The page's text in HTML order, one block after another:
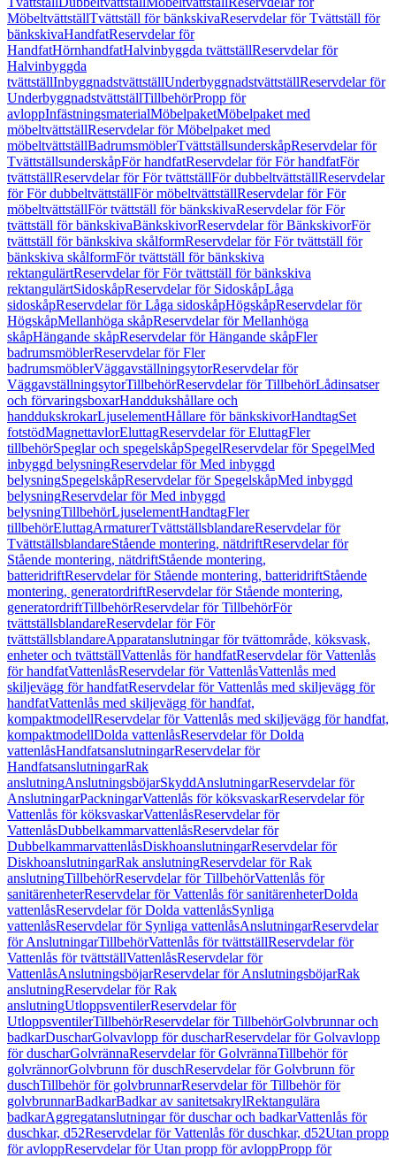
MöbeltvättställTvättställ för bänkskivaReservdelar för Tvättställ för
bänkskivaHandfatReservdelar för
HandfatHörnhandfatHalvinbyggda tvättställReservdelar för
Halvinbyggda
tvättställInbyggnadstvättställUnderbyggnadstvättställReservdelar för
UnderbyggnadstvättställTillbehörPropp för
avloppInfästningsmaterialMöbelpaketMöbelpaket med
möbeltvättställReservdelar för Möbelpaket med
möbeltvättställBadrumsmöblerTvättställsunderskåpReservdelar för
TvättställsunderskåpFör handfatReservdelar för För handfatFör
tvättställReservdelar för För tvättställFör dubbeltvättställReservdelar
för För dubbeltvättställFör möbeltvättställReservdelar för För
möbeltvättställFör tvättställ för bänkskivaReservdelar för För
tvättställ för bänkskivaBänkskivorReservdelar för BänkskivorFör
tvättställ för bänkskiva skålformReservdelar för För tvättställ för
bänkskiva skålformFör tvättställ för bänkskiva
rektangulärtReservdelar för För tvättställ för bänkskiva
rektangulärtSidoskåpReservdelar för SidoskåpLåga
sidoskåpReservdelar för Låga sidoskåpHögskåpReservdelar för
HögskåpMellanhöga skåpReservdelar för Mellanhöga
skåpHängande skåpReservdelar för Hängande skåpFler
badrumsmöblerReservdelar för Fler
badrumsmöblerVäggavställningsytorReservdelar för
VäggavställningsytorTillbehörReservdelar för TillbehörLådinsatser
och förvaringsboxarHanddukshållare och
handdukskrokarLjuselementHållare för bänkskivorHandtagSet
fotstödMagnettavlorEluttagReservdelar för EluttagFler
tillbehörSpeglar och spegelskåpSpegelReservdelar för SpegelMed
inbyggd belysningReservdelar för Med inbyggd
belysningSpegelskåpReservdelar för SpegelskåpMed inbyggd
belysningReservdelar för Med inbyggd
belysningTillbehörLjuselementHandtagFler
tillbehörEluttagArmaturerTvättställsblandareReservdelar för
TvättställsblandareStående montering, nätdriftReservdelar för
Stående montering, nätdriftStående montering,
batteridriftReservdelar för Stående montering, batteridriftStående
montering, generatordriftReservdelar för Stående montering,
generatordriftTillbehörReservdelar för TillbehörFör
tvättställsblandareReservdelar för För
tvättställsblandareApparatanslutningar för tvättområde, köksvask,
enheter och tvättställVattenlås för handfatReservdelar för Vattenlås
för handfatVattenlåsReservdelar för VattenlåsVattenlås med
skiljevägg för handfatReservdelar för Vattenlås med skiljevägg för
handfatVattenlås med skiljevägg för handfat,
kompaktmodellReservdelar för Vattenlås med skiljevägg för handfat,
kompaktmodellDolda vattenlåsReservdelar för Dolda
vattenlåsHandfatsanslutningarReservdelar för
HandfatsanslutningarRak
anslutningAnslutningsböjarSkyddAnslutningarReservdelar för
AnslutningarPackningarVattenlås för köksvaskarReservdelar för
Vattenlås för köksvaskarVattenlåsReservdelar för
VattenlåsDubbelkammarvattenlåsReservdelar för
DubbelkammarvattenlåsDiskhoanslutningarReservdelar för
DiskhoanslutningarRak anslutningReservdelar för Rak
anslutningTillbehörReservdelar för TillbehörVattenlås för
sanitärenheterReservdelar för Vattenlås för sanitärenheterDolda
vattenlåsReservdelar för Dolda vattenlåsSynliga
vattenlåsReservdelar för Synliga vattenlåsAnslutningarReservdelar
för AnslutningarTillbehörVattenlås för tvättställReservdelar för
Vattenlås för tvättställVattenlåsReservdelar för
VattenlåsAnslutningsböjarReservdelar för AnslutningsböjarRak
anslutningReservdelar för Rak
anslutningUtloppsventilerReservdelar för
UtloppsventilerTillbehörReservdelar för TillbehörGolvbrunnar och
badkarDuscharGolvavlopp för duscharReservdelar för Golvavlopp
för duscharGolvrännaReservdelar för GolvrännaTillbehör för
golvrännorGolvbrunn för duschReservdelar för Golvbrunn för
duschTillbehör för golvbrunnarReservdelar för Tillbehör för
golvbrunnarBadkarBadkar av sanitetsakrylRektangulära
badkarAggregatanslutningar för duschar och badkarVattenlås för
duschkar, d52Reservdelar för Vattenlås för duschkar, d52Utan propp
för avloppReservdelar för Utan propp för avloppPropp för